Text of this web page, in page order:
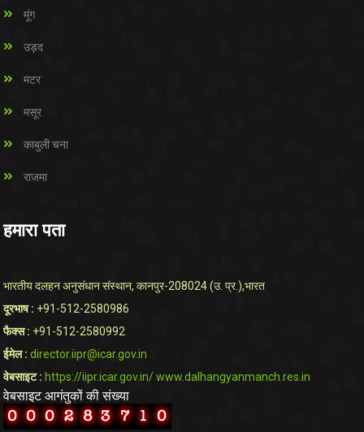
मूंग
उड़द
मटर
मसूर
काबुली चना
राजमा
हमारा पता
भारतीय दलहन अनुसंधान संस्थान, कानपुर-208024 (उ. प्र.),भारत
दूरभाष : +91-512-2580986
फैक्स : +91-512-2580992
ईमेल : director.iipr@icar.gov.in
वेबसाइट : https://iipr.icar.gov.in/ www.dalhangyanmanch.res.in
वेबसाइट आगंतुकों की संख्या